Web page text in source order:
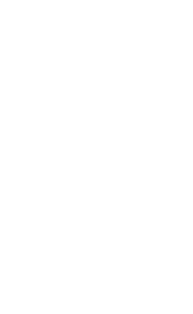
sich smarte
Smart Lock?